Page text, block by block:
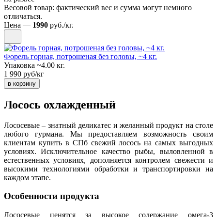
Весовой товар: фактический вес и сумма могут немного
отличаться.
Цена — 1990 руб./кг.
Форель горная, потрошеная без головы, ~4 кг.
Упаковка ~4.00 кг.
1 990 руб/кг
в корзину
Лосось охлажденный
Лососевые – знатный деликатес и желанный продукт на столе
любого гурмана. Мы предоставляем возможность своим
клиентам купить в СПб свежий лосось на самых выгодных
условиях. Исключительное качество рыбы, выловленной в
естественных условиях, дополняется контролем свежести и
высокими технологиями обработки и транспортировки на
каждом этапе.
Особенности продукта
Лососевые ценятся за высокое содержание омега-3